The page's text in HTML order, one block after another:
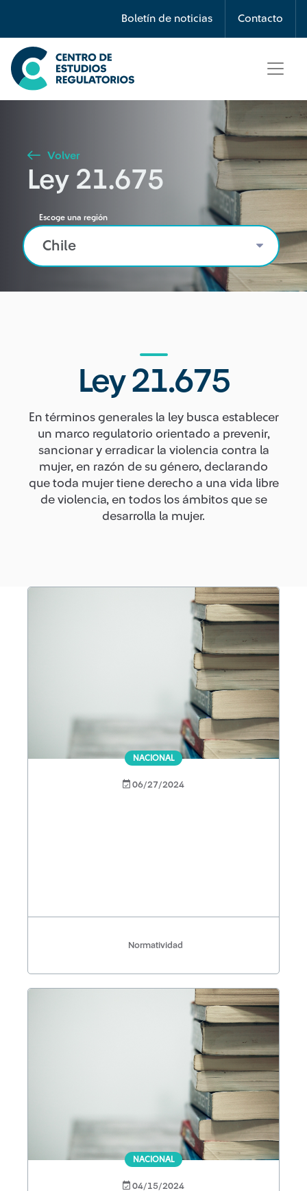
Boletín de noticias Contacto
Búsqueda
Seleccione país
Buscar
Volver
Ley 21.675
Escoge una región
Ley 21.675
En términos generales la ley busca establecer
un marco regulatorio orientado a prevenir,
sancionar y erradicar la violencia contra la
mujer, en razón de su género, declarando
que toda mujer tiene derecho a una vida libre
de violencia, en todos los ámbitos que se
desarrolla la mujer.
NACIONAL
06/27/2024
Normatividad
NACIONAL
04/15/2024